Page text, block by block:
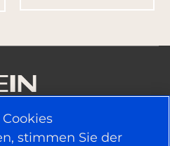
stimmen Sie der